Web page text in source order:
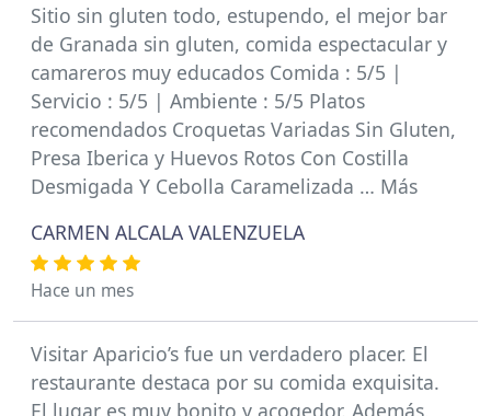
Sitio sin gluten todo, estupendo, el mejor bar
de Granada sin gluten, comida espectacular y
camareros muy educados Comida : 5/5 |
Servicio : 5/5 | Ambiente : 5/5 Platos
recomendados Croquetas Variadas Sin Gluten,
Presa Iberica y Huevos Rotos Con Costilla
Desmigada Y Cebolla Caramelizada … Más
CARMEN ALCALA VALENZUELA
Hace un mes
Visitar Aparicio’s fue un verdadero placer. El
restaurante destaca por su comida exquisita.
El lugar es muy bonito y acogedor. Además,